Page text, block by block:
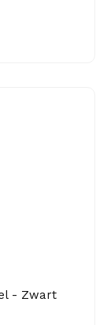
- Zwart